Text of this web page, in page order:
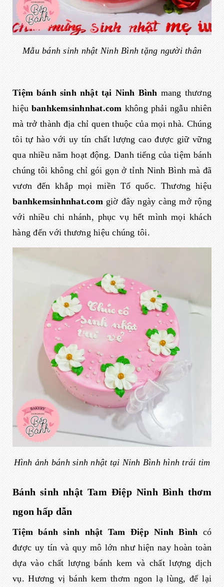
Mẫu bánh sinh nhật Ninh Bình tặng người thân
Tiệm bánh sinh nhật tại Ninh Bình mang thương
hiệu banhkemsinhnhat.com không phải ngẫu nhiên
mà trở thành địa chỉ quen thuộc của mọi nhà. Chúng
tôi tự hào với uy tín chất lượng cao được giữ vững
qua nhiều năm hoạt động. Danh tiếng của tiệm bánh
chúng tôi không chỉ gói gọn ở tỉnh Ninh Bình mà đã
vươn đến khắp mọi miền Tổ quốc. Thương hiệu
banhkemsinhnhat.comgiờ đây ngày càng mở rộng
với nhiều chi nhánh, phục vụ hết mình mọi khách
hàng đến với thương hiệu chúng tôi.
Hình ảnh bánh sinh nhật tại Ninh Bình hình trái tim
Bánh sinh nhật Tam Điệp Ninh Bình thơm
ngon hấp dẫn
Tiệm bánh sinh nhật Tam Điệp Ninh Bình có
được uy tín và quy mô lớn như hiện nay hoàn toàn
dựa vào chất lượng bánh kem và chất lượng dịch
vụ. Hương vị bánh kem thơm ngon lạ lùng, để lại